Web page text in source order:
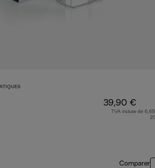
39,90 €
TVA incluse de
Comparer